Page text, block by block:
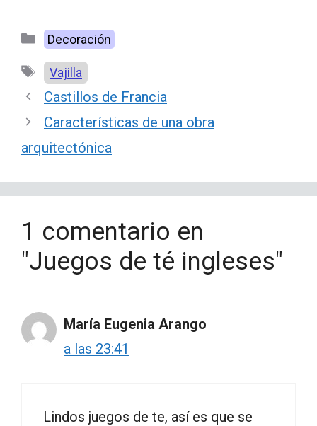
Categorías
Decoración
Etiquetas
Vajilla
Castillos de Francia
Características de una obra
arquitectónica
1 comentario en
"Juegos de té ingleses"
María Eugenia Arango
a las 23:41
Lindos juegos de te, así es que se